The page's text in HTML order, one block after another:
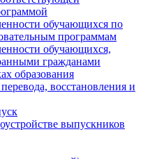
обучающихся по
программам
обучающихся,
гражданами
образования
восстановления и
выпускников